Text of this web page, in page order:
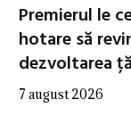
Premierul le
hotare să
dezvoltarea
7 august 2026